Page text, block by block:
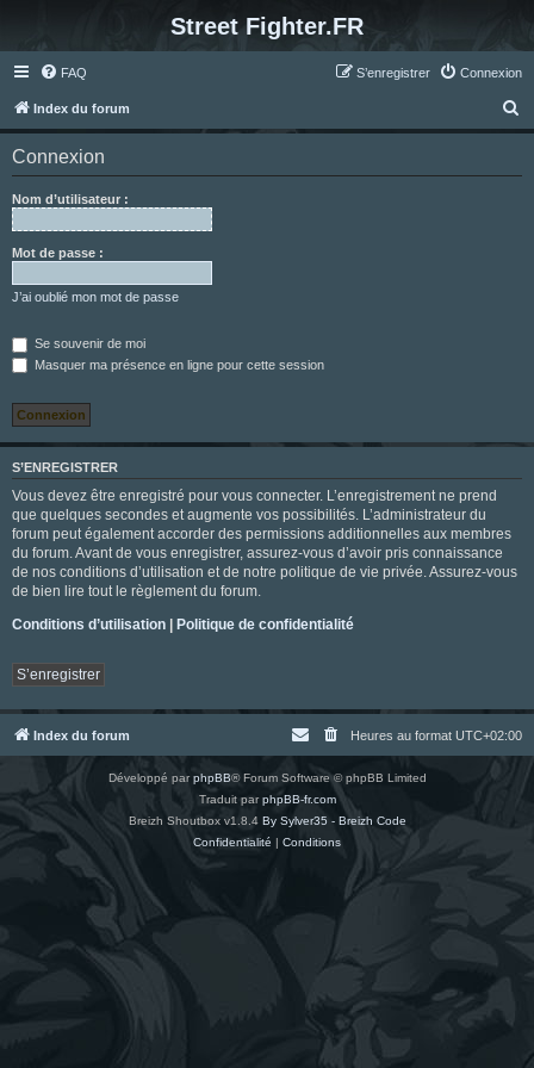
Street Fighter.FR
FAQ Connexion
S’enregistrer
Index du forum
e
Connexion
Nom d’utilisateur :
Mot de passe :
J’ai oublié mon mot de passe
Se souvenir de moi
Masquer ma présence en ligne pour cette session
S’ENREGISTRER
Vous devez être enregistré pour vous connecter. L’enregistrement ne prend
que quelques secondes et augmente vos possibilités. L’administrateur du
forum peut également accorder des permissions additionnelles aux membres
du forum. Avant de vous enregistrer, assurez-vous d’avoir pris connaissance
de nos conditions d’utilisation et de notre politique de vie privée. Assurez-vous
de bien lire tout le règlement du forum.
Conditions d’utilisation | Politique de confidentialité
S’enregistrer
Index du forum Heures au format UTC+02:00
Développé parphpBB® Forum Software © phpBB Limited
Traduit parphpBB-fr.com
Breizh Shoutbox v1.8.4 By Sylver35 - Breizh Code
Confidentialité | Conditions